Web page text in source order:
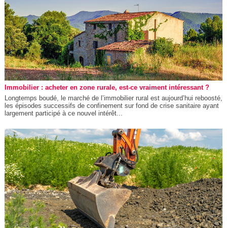
Immobilier : acheter en zone rurale, est-ce vraiment intéressant ?
Longtemps boudé, le marché de l’immobilier rural est aujourd’hui reboosté,
les épisodes successifs de confinement sur fond de crise sanitaire ayant
largement participé à ce nouvel intérêt...